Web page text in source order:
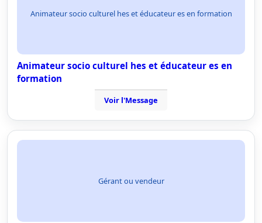
Animateur socio culturel hes et éducateur es en formation
Animateur socio culturel hes et éducateur es en
formation
Voir l'Message
Gérant ou vendeur